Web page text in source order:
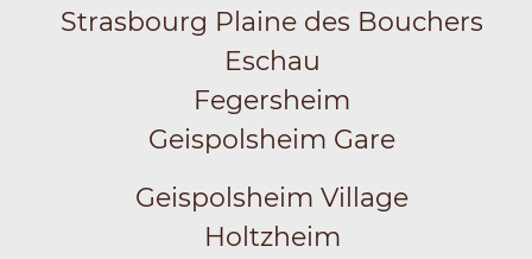
Strasbourg Plaine des Bouchers
Eschau
Fegersheim
Geispolsheim Gare
Geispolsheim Village
Holtzheim